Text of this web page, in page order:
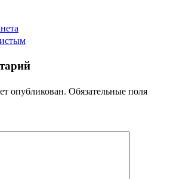
опубликован. Обязательные поля